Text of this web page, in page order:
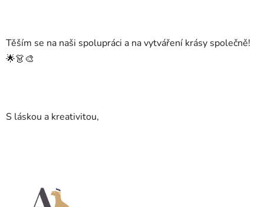
Těším se na naši spolupráci a na vytváření krásy společně!
🌟👗🎨
S láskou a kreativitou,